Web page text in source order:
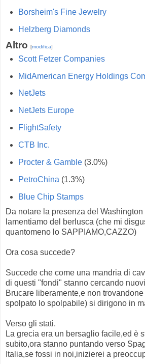
Borsheim's Fine Jewelry
Helzberg Diamonds
Altro [modifica]
Scott Fetzer Companies
MidAmerican Energy Holdings
NetJets
NetJets Europe
FlightSafety
CTB Inc.
Procter & Gamble(3.0%)
PetroChina (1.3%)
Blue Chip Stamps
Da notare la presenza del
lamentiamo del berlusca (che mi
quantomeno lo SAPPIAMO,CAZZO)
Ora cosa succede?
Succede che come una mandria di
di questi "fondi" stanno cercando
Brucare liberamente,e non
spolpato lo spolpabile) si dirigono in
Verso gli stati.
La grecia era un bersaglio facile,ed è
subito,ora stanno puntando verso
Italia,se fossi in noi,inizierei a